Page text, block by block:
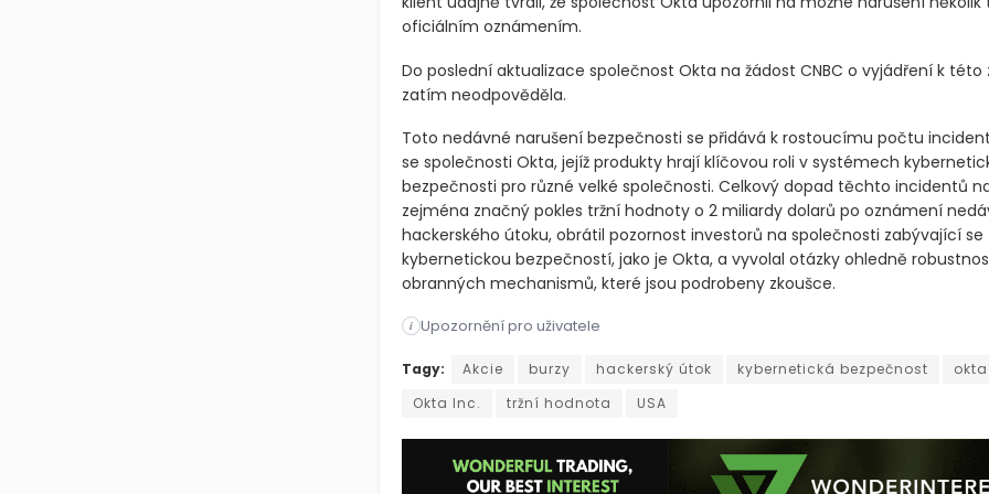
oficiálním oznámením.
Do poslední aktualizace společnost Okta na žádost CNBC o vyjádření k této
zatím neodpověděla.
Toto nedávné narušení bezpečnosti se přidává k rostoucímu počtu
se společnosti Okta, jejíž produkty hrají klíčovou roli v systémech
bezpečnosti pro různé velké společnosti. Celkový dopad těchto incidentů
zejména značný pokles tržní hodnoty o 2 miliardy dolarů po oznámení
hackerského útoku, obrátil pozornost investorů na společnosti zabývající se
kybernetickou bezpečností, jako je Okta, a vyvolal otázky ohledně
obranných mechanismů, které jsou podrobeny zkoušce.
i Upozornění pro uživatele
Společnost Okta Inc. ztratila po pátečním odhalení významného
Tagy: Akcie burzy hackerský útok kybernetická bezpečnost
okta
Okta Inc.
tržní hodnota USA